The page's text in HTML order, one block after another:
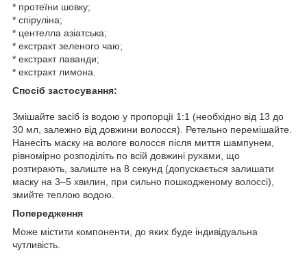
* протеїни шовку;
* спіруліна;
* центелла азіатська;
* екстракт зеленого чаю;
* екстракт лаванди;
* екстракт лимона.
Спосіб застосування:
Змішайте засіб із водою у пропорції 1:1 (необхідно від 13 до
30 мл, залежно від довжини волосся). Ретельно перемішайте.
Нанесіть маску на вологе волосся після миття шампунем,
рівномірно розподіліть по всій довжині рухами, що
розтирають, залиште на 8 секунд (допускається залишати
маску на 3–5 хвилин, при сильно пошкодженому волоссі),
змийте теплою водою.
Попередження
Може містити компоненти, до яких буде індивідуальна
чутливість.